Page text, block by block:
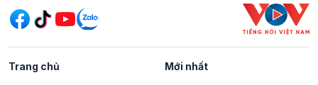
Trang chủ Mới nhất